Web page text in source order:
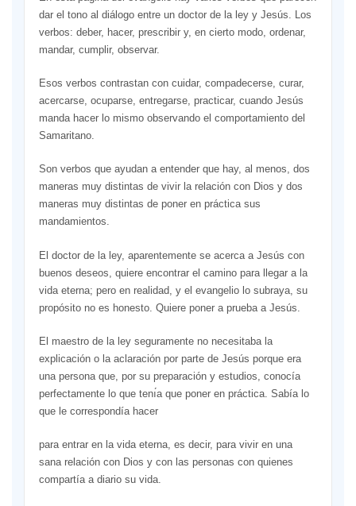
dar el tono al diálogo entre un doctor de la ley y Jesús. Los
verbos: deber, hacer, prescribir y, en cierto modo, ordenar,
mandar, cumplir, observar.
Esos verbos contrastan con cuidar, compadecerse, curar,
acercarse, ocuparse, entregarse, practicar, cuando Jesús
manda hacer lo mismo observando el comportamiento del
Samaritano.
Son verbos que ayudan a entender que hay, al menos, dos
maneras muy distintas de vivir la relación con Dios y dos
maneras muy distintas de poner en práctica sus
mandamientos.
El doctor de la ley, aparentemente se acerca a Jesús con
buenos deseos, quiere encontrar el camino para llegar a la
vida eterna; pero en realidad, y el evangelio lo subraya, su
propósito no es honesto. Quiere poner a prueba a Jesús.
El maestro de la ley seguramente no necesitaba la
explicación o la aclaración por parte de Jesús porque era
una persona que, por su preparación y estudios, conocía
perfectamente lo que tenı́a que poner en práctica. Sabía lo
que le correspondía hacer
para entrar en la vida eterna, es decir, para vivir en una
sana relación con Dios y con las personas con quienes
compartía a diario su vida.